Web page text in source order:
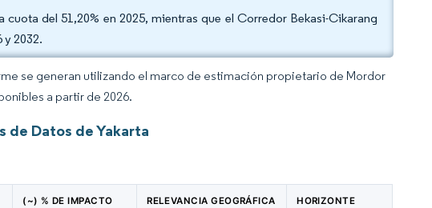
del 51,20% en 2025, mientras que el Corredor Bekasi-Cikarang
y 2032.
se generan utilizando el marco de estimación propietario de Mordor
a partir de 2026.
de Datos de Yakarta
(~) % DE IMPACTO
RELEVANCIA GEOGRÁFICA
HORIZONTE